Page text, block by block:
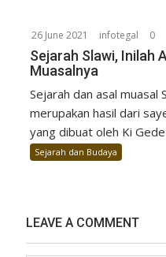
26 June 2021 infotegal 0
Sejarah Slawi, Inilah
Muasalnya
Sejarah dan asal muasal
merupakan hasil dari
yang dibuat oleh Ki Gede
Sejarah dan Budaya
LEAVE A COMMENT